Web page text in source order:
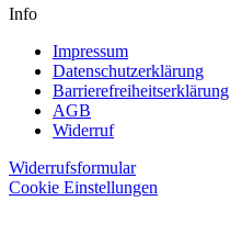
Info
Impressum
Datenschutzerklärung
Barrierefreiheitserklärung
AGB
Widerruf
Widerrufsformular
Cookie Einstellungen